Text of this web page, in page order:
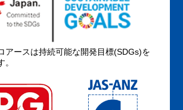
アースは持続可能な開発目標(SDGs)を